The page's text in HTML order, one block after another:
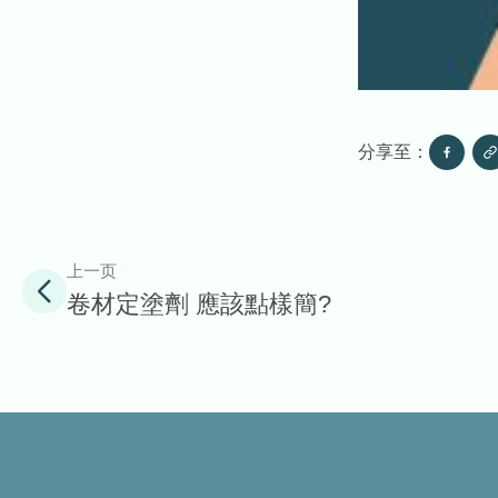
分享至：
上一页
卷材定塗劑 應該點樣簡?